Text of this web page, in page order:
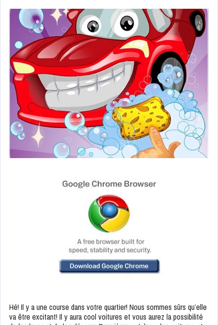
Hé! Il y a une course dans votre quartier! Nous sommes sûrs qu’elle
va être excitant! Il y aura cool voitures et vous aurez la possibilité